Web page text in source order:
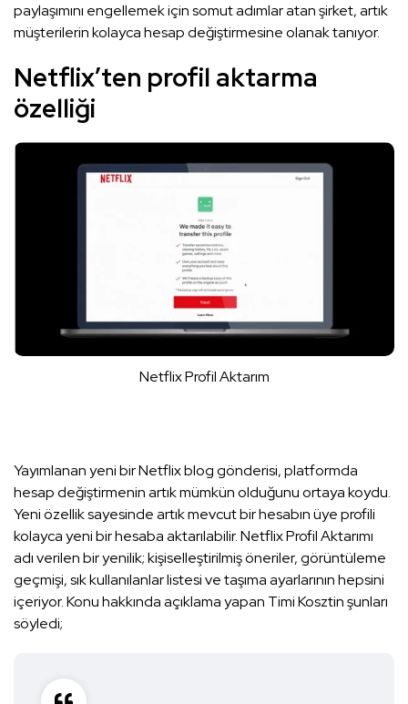
paylaşımını engellemek için somut adımlar atan şirket, artık
müşterilerin kolayca hesap değiştirmesine olanak tanıyor.
Netflix’ten profil aktarma
özelliği
Netflix Profil Aktarım
Yayımlanan yeni bir Netflix blog gönderisi, platformda
hesap değiştirmenin artık mümkün olduğunu ortaya koydu.
Yeni özellik sayesinde artık mevcut bir hesabın üye profili
kolayca yeni bir hesaba aktarılabilir. Netflix Profil Aktarımı
adı verilen bir yenilik; kişiselleştirilmiş öneriler, görüntüleme
geçmişi, sık kullanılanlar listesi ve taşıma ayarlarının hepsini
içeriyor. Konu hakkında açıklama yapan Timi Kosztin şunları
söyledi;